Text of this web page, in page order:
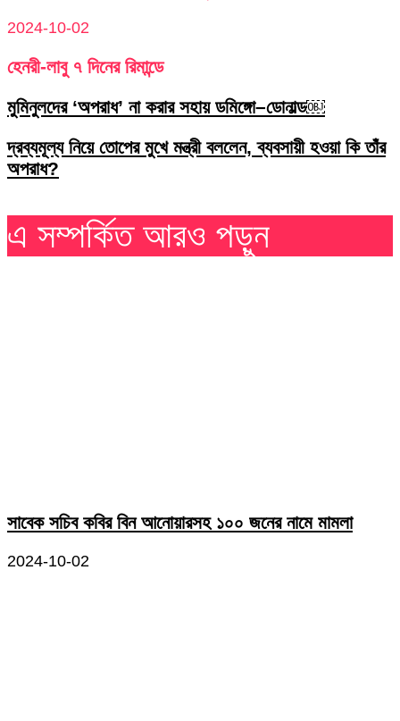
2024-10-02
হেনরী-লাবু ৭ দিনের রিমান্ডে
মুমিনুলদের ‘অপরাধ’ না করার সহায় ডমিঙ্গো–ডোনাল্ড￼
দ্রব্যমূল্য নিয়ে তোপের মুখে মন্ত্রী বললেন, ব্যবসায়ী হওয়া কি তাঁর
অপরাধ?
এ সম্পর্কিত আরও পড়ুন
সাবেক সচিব কবির বিন আনোয়ারসহ ১০০ জনের নামে মামলা
2024-10-02